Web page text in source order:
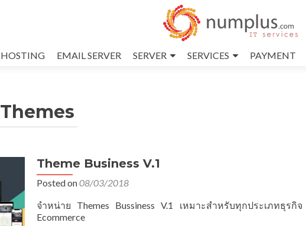
HOSTING EMAIL SERVER SERVER SERVICES PAYMENT
Themes
Theme Business V.1
Posted on08/03/2018
จำหน่าย Themes Bussiness V.1 เหมาะสำหรับทุกประเภทธุร
Ecommerce